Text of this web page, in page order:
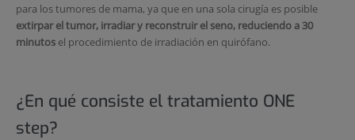
para los tumores de mama, ya que en una sola cirugía es posible
extirpar el tumor, irradiar y reconstruir el seno, reduciendo a 30
minutos el procedimiento de irradiación en quirófano.
¿En qué consiste el tratamiento ONE
step?